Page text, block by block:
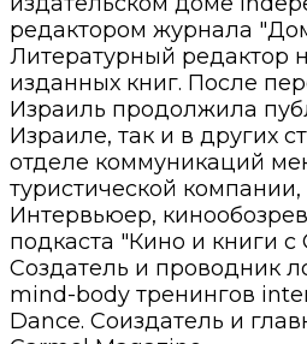
редактором журнала
Литературный редактор
изданных книг. После
Израиль продолжила
Израиле, так и в других
отделе коммуникаций
туристической компании,
Интервьюер,
подкаста "Кино и книги
Создатель и проводник
mind-body тренингов
Dance. Соиздатель и